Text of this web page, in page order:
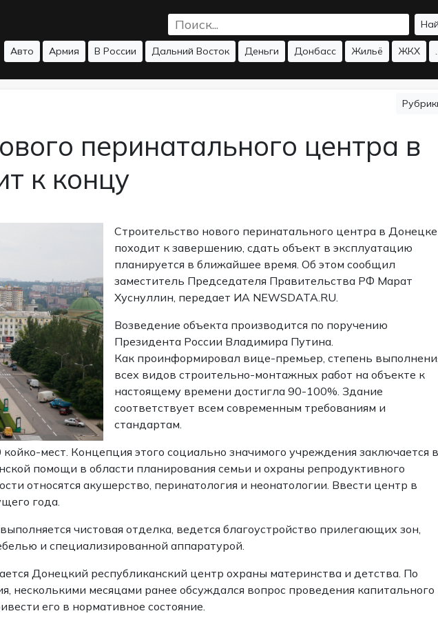
Авто Армия В России Дальний Восток Деньги Донбасс Жильё ЖКХ
перинатального центра в
к концу
Строительство нового перинатального центра в Донецке
походит к завершению, сдать объект в эксплуатацию
планируется в ближайшее время. Об этом сообщил
заместитель Председателя Правительства РФ Марат
Хуснуллин, передает ИА NEWSDATA.RU.
Возведение объекта производится по поручению
Президента России Владимира Путина.
Как проинформировал вице-премьер, степень
всех видов строительно-монтажных работ на объекте к
настоящему времени достигла 90-100%. Здание
соответствует всем современным требованиям и
стандартам.
мест. Концепция этого социально значимого учреждения заключается в
помощи в области планирования семьи и охраны репродуктивного
относятся акушерство, перинатология и неонатологии. Ввести центр в
года.
чистовая отделка, ведется благоустройство прилегающих зон,
и специализированной аппаратурой.
Донецкий республиканский центр охраны материнства и детства. По
месяцами ранее обсуждался вопрос проведения капитального
его в нормативное состояние.